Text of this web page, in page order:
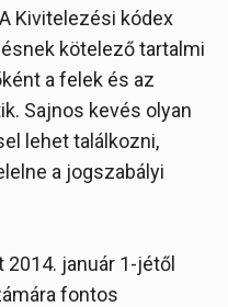
Kivitelezési kódex
kötelező tartalmi
a felek és az
Sajnos kevés olyan
lehet találkozni,
a jogszabályi
2014. január 1-jétől
fontos